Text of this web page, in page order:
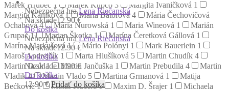
Marek Hrubec
1 Marek Kupčo 3 Margita Ivaničková 1
Margita Kániková1 Mária Bátorová4
Mária Čechovičová
Ochabová4 Maria Nurowská 1 Maria Wineová 1
Marián
Grupač1 Marian Škotka1 Marína Čeretková Gállová 1
Marína Markušová1 Mário Polónyi 1 Mark Bauerlein 1
Maroš Andrejčík 1 Marta Hlušíková 5 Martin Chudík 4
Martin Dzúr1 Martin Jančuška 1 Martin Prebudila 4
Martin
Vladik4 Martin Vlado 5 Martina Grmanová 1
Matija
Bećković1 Matúš Kučera1 Maxim D. Šrajer 1
Michaela
Nebezpečná hra Lena Riečanská
Na sklade12.90 €
Do košíka
Nebezpečná hra Lena Riečanská
Na sklade12.90 €
Do košíka
Na sklade12.90 €
Do košíka
12.90€ Pridať do košíka